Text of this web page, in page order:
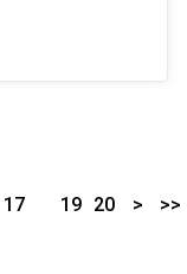
17
19 20 > >>